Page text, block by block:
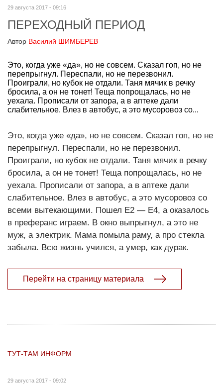
29 августа 2017 - 09:16
ПЕРЕХОДНЫЙ ПЕРИОД
Автор Василий ШИМБЕРЕВ
Это, когда уже «да», но не совсем. Сказал гоп, но не
перепрыгнул. Переспали, но не перезвонил.
Проиграли, но кубок не отдали. Таня мячик в речку
бросила, а он не тонет! Теща попрощалась, но не
уехала. Прописали от запора, а в аптеке дали
слабительное. Влез в автобус, а это мусоровоз со...
Это, когда уже «да», но не совсем. Сказал гоп, но не
перепрыгнул. Переспали, но не перезвонил.
Проиграли, но кубок не отдали. Таня мячик в речку
бросила, а он не тонет! Теща попрощалась, но не
уехала. Прописали от запора, а в аптеке дали
слабительное. Влез в автобус, а это мусоровоз со
всеми вытекающими. Пошел Е2 — Е4, а оказалось
в преферанс играем. В окно выпрыгнул, а это не
муж, а электрик. Мама помыла раму, а про стекла
забыла. Всю жизнь учился, а умер, как дурак.
Перейти на страницу материала
ТУТ-ТАМ ИНФОРМ
29 августа 2017 - 09:02